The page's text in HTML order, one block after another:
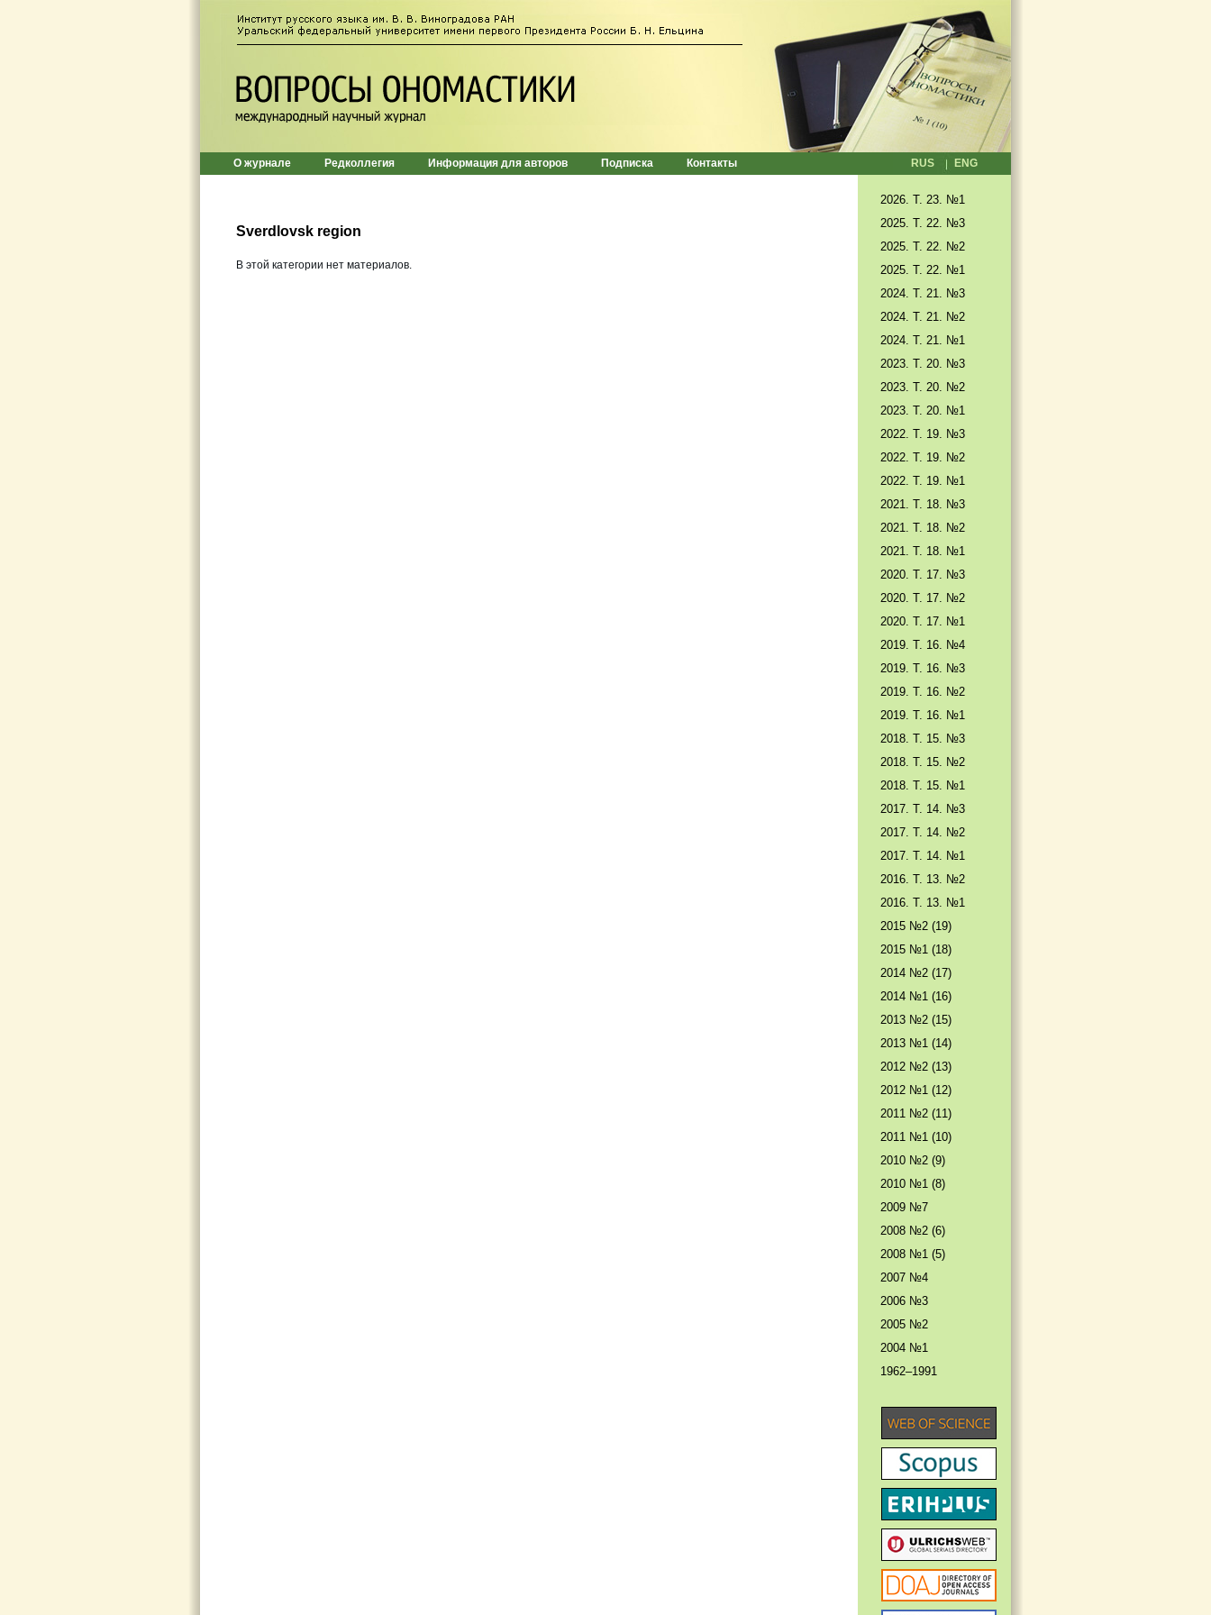
О журнале Редколлегия Информация для авторов Подписка Контакты RUS ENG
Sverdlovsk region
В этой категории нет материалов.
2026. T. 23. №1
2025. T. 22. №3
2025. Т. 22. №2
2025. Т. 22. №1
2024. Т. 21. №3
2024. Т. 21. №2
2024. Т. 21. №1
2023. Т. 20. №3
2023. Т. 20. №2
2023. Т. 20. №1
2022. Т. 19. №3
2022. Т. 19. №2
2022. Т. 19. №1
2021. Т. 18. №3
2021. Т. 18. №2
2021. Т. 18. №1
2020. Т. 17. №3
2020. Т. 17. №2
2020. Т. 17. №1
2019. Т. 16. №4
2019. Т. 16. №3
2019. Т. 16. №2
2019. Т. 16. №1
2018. Т. 15. №3
2018. Т. 15. №2
2018. Т. 15. №1
2017. T. 14. №3
2017. T. 14. №2
2017. T. 14. №1
2016. T. 13. №2
2016. T. 13. №1
2015 №2 (19)
2015 №1 (18)
2014 №2 (17)
2014 №1 (16)
2013 №2 (15)
2013 №1 (14)
2012 №2 (13)
2012 №1 (12)
2011 №2 (11)
2011 №1 (10)
2010 №2 (9)
2010 №1 (8)
2009 №7
2008 №2 (6)
2008 №1 (5)
2007 №4
2006 №3
2005 №2
2004 №1
1962–1991